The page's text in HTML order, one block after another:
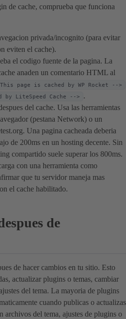
de cache, comprueba que funciona
privada/incognito (para evitar
eviten el cache).
el codigo fuente de la pagina. La
anaden un comentario HTML al
page is cached by WP Rocket -->
by LiteSpeed Cache -->
.
del cache. Usa las herramientas
(pestana Network) o un
Una pagina cacheada deberia
de 200ms en un hosting decente. Sin
compartido suele superar los 800ms.
con una herramienta como
que tu servidor maneja mas
el cache habilitado.
de
de hacer cambios en tu sitio. Esto
actualizar plugins o temas, cambiar
del tema. La mayoria de plugins
cuando publicas o actualizas
archivos del tema, ajustes de plugins o